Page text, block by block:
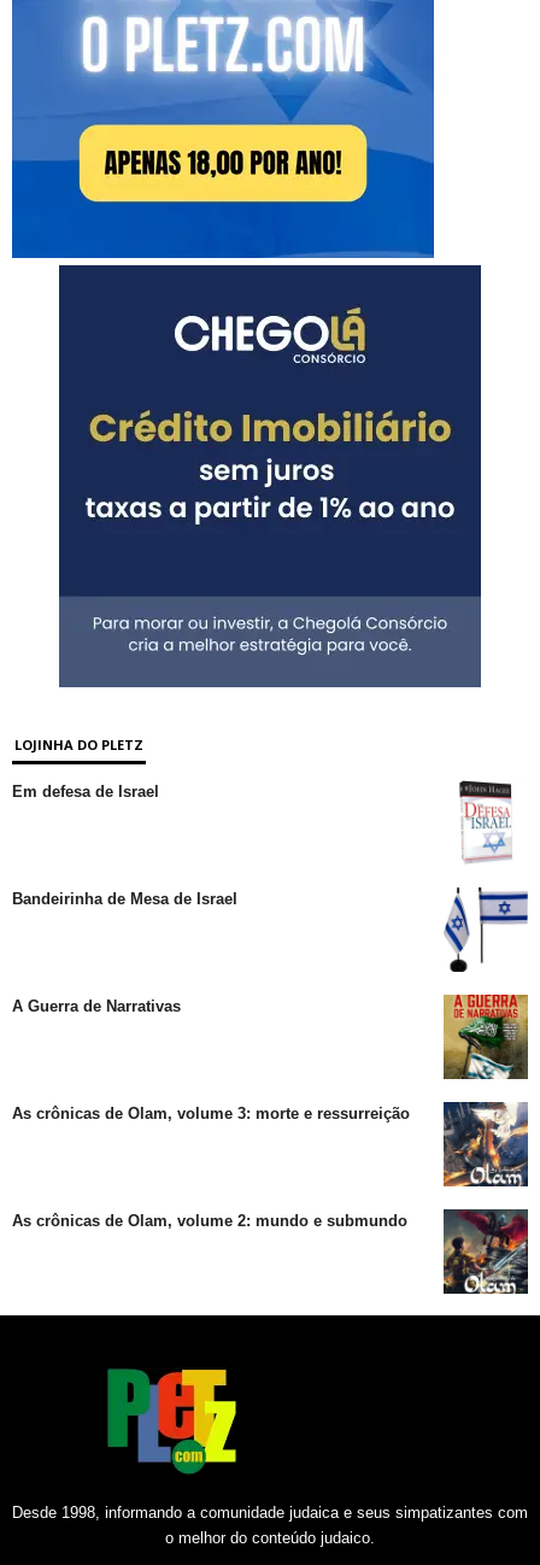
LOJINHA DO PLETZ
Em defesa de Israel
Bandeirinha de Mesa de Israel
A Guerra de Narrativas
As crônicas de Olam, volume 3: morte e ressurreição
As crônicas de Olam, volume 2: mundo e submundo
Desde 1998, informando a comunidade judaica e seus simpatizantes com
o melhor do conteúdo judaico.